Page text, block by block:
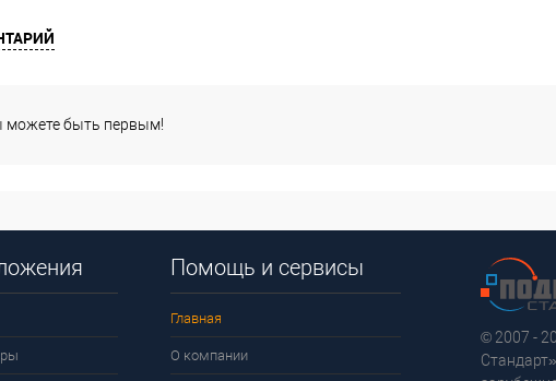
можете быть первым!
Помощь и сервисы
Главная
О компании
© 2007 -